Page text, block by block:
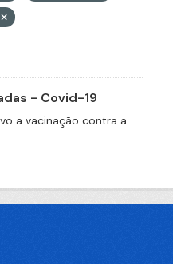
- Covid-19
a vacinação contra a